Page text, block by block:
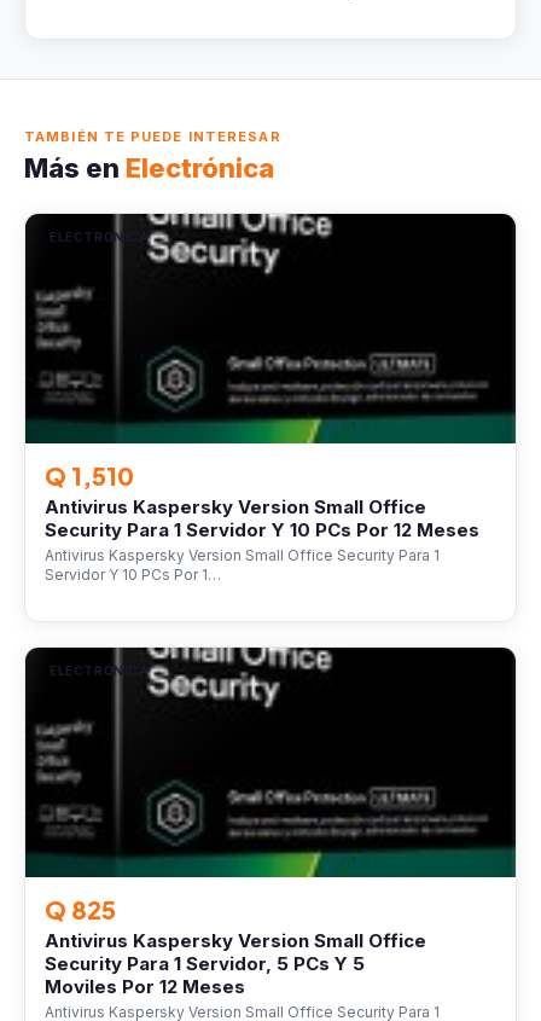
TAMBIÉN TE PUEDE INTERESAR
Más en Electrónica
ELECTRÓNICA
Q 1,510
Antivirus Kaspersky Version Small Office
Security Para 1 Servidor Y 10 PCs Por 12 Meses
Antivirus Kaspersky Version Small Office Security Para 1
Servidor Y 10 PCs Por 1…
ELECTRÓNICA
Q 825
Antivirus Kaspersky Version Small Office
Security Para 1 Servidor, 5 PCs Y 5
Moviles Por 12 Meses
Antivirus Kaspersky Version Small Office Security Para 1